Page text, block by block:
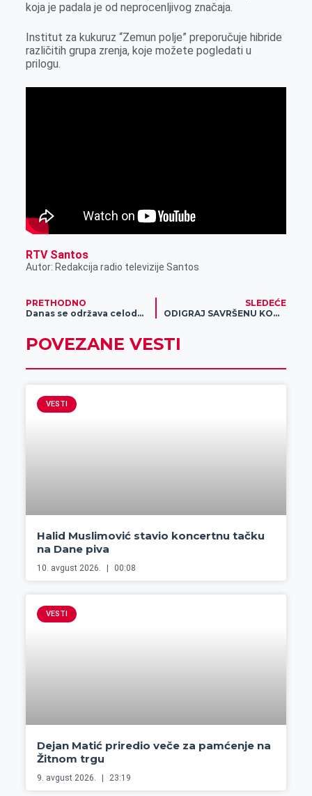
p
koja je padala je od neprocenljivog značaja.
Institut za kukuruz “Zemun polje” preporučuje hibride
različitih grupa zrenja, koje možete pogledati u
prilogu.
RTV Santos
Autor: Redakcija radio televizije Santos
PRETHODNO
Danas se održava celodnevni protest studenata
SLEDEĆE
ODIGRAJ SAVRŠENU KOMBINACIJU SREĆNIH BROJEVA I ZGRABI 100.000.000 RSD!
POVEZANE VESTI
VESTI
Halid Muslimović stavio koncertnu tačku
na Dane piva
10. avgust 2026. 00:08
VESTI
Dejan Matić priredio veče za pamćenje na
Žitnom trgu
9. avgust 2026. 23:19